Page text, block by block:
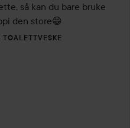
så kan du bare bruke
den store😁